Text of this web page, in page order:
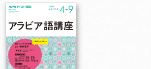
他にも商品を買う